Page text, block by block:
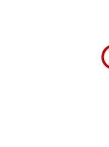
Školní aktovka Anatomic